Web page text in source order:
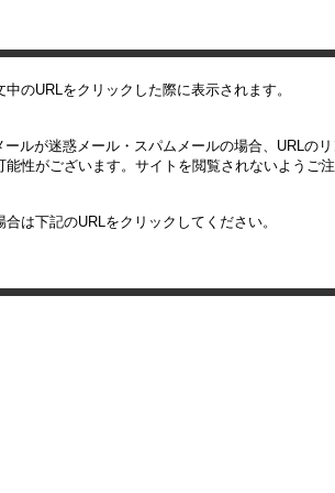
のURLをクリックした際に表示されます。
ールが迷惑メール・スパムメールの場合、URLの
能性がございます。サイトを閲覧されないようご
は下記のURLをクリックしてください。